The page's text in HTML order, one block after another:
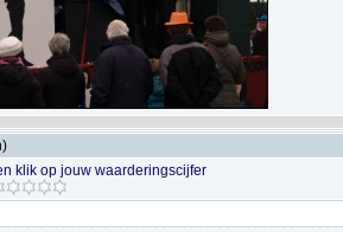
klik op jouw waarderingscijfer